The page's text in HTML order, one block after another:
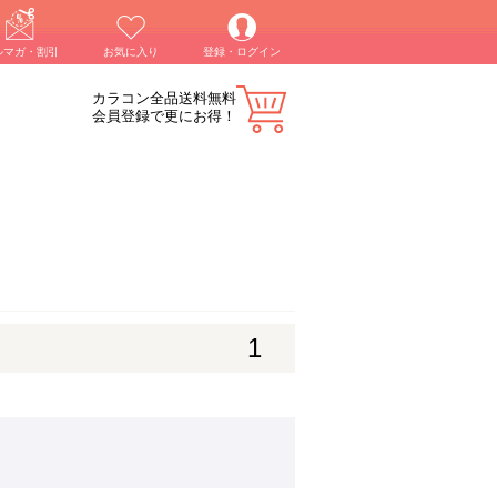
マガ・割引 お気に入り 登録・ログイン
カラコン全品送料無料
会員登録で更にお得！
1